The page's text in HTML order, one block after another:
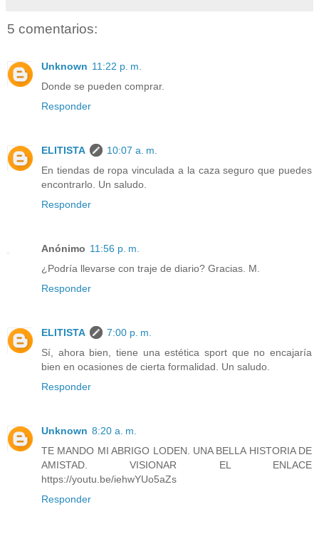
5 comentarios:
Unknown 11:22 p. m.
Donde se pueden comprar.
Responder
ELITISTA
10:07 a. m.
En tiendas de ropa vinculada a la caza seguro que puedes
encontrarlo. Un saludo.
Responder
Anónimo 11:56 p. m.
¿Podría llevarse con traje de diario? Gracias. M.
Responder
ELITISTA
7:00 p. m.
Sí, ahora bien, tiene una estética sport que no encajaría
bien en ocasiones de cierta formalidad. Un saludo.
Responder
Unknown 8:20 a. m.
TE MANDO MI ABRIGO LODEN. UNA BELLA HISTORIA DE
AMISTAD. VISIONAR EL ENLACE
https://youtu.be/iehwYUo5aZs
Responder